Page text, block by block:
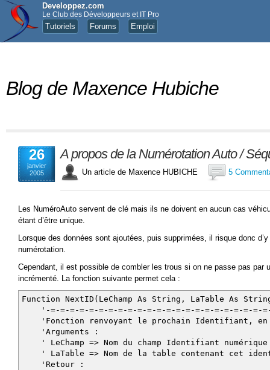
Developpez.com
Le Club des Développeurs et IT Pro
Tutoriels Forums Emploi
Blog de Maxence Hubiche
26
janvier
2005
A propos de la Numérotation Auto /
Un article de Maxence HUBICHE 5
Les NuméroAuto servent de clé mais ils ne doivent en aucun cas
étant d’être unique.
Lorsque des données sont ajoutées, puis supprimées, il risque donc d’y
numérotation.
Cependant, il est possible de combler les trous si on ne passe pas par
incrémenté. La fonction suivante permet cela :
Function NextID(LeChamp As String, LaTable As
'-=-=-=-=-=-=-=-=-=-=-=-=-=-=-=-=-=-=-=-=-=-=-=-
'Fonction renvoyant le prochain Identifiant, en
'Arguments :
' LeChamp => Nom du champ Identifiant numérique
' LaTable => Nom de la table contenant cet
'Retour :